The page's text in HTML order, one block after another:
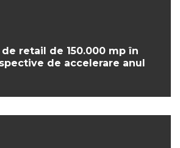
retail de 150.000 mp în
de accelerare anul